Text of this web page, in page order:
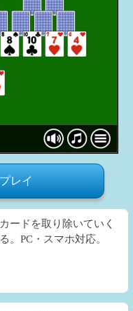
レイ
ードを取り除いていく
。PC・スマホ対応。